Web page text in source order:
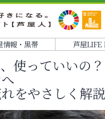
情報・黒帯 芦屋LIFE
使っていいの
をやさしく解説